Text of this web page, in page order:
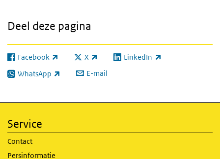
Deel deze pagina
Facebook
(externe link) X
(externe link) LinkedIn
(externe link)
WhatsApp
(externe link) E-mail
Service
Contact
Persinformatie